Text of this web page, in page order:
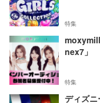
特集
nex7」
特集
ディズ